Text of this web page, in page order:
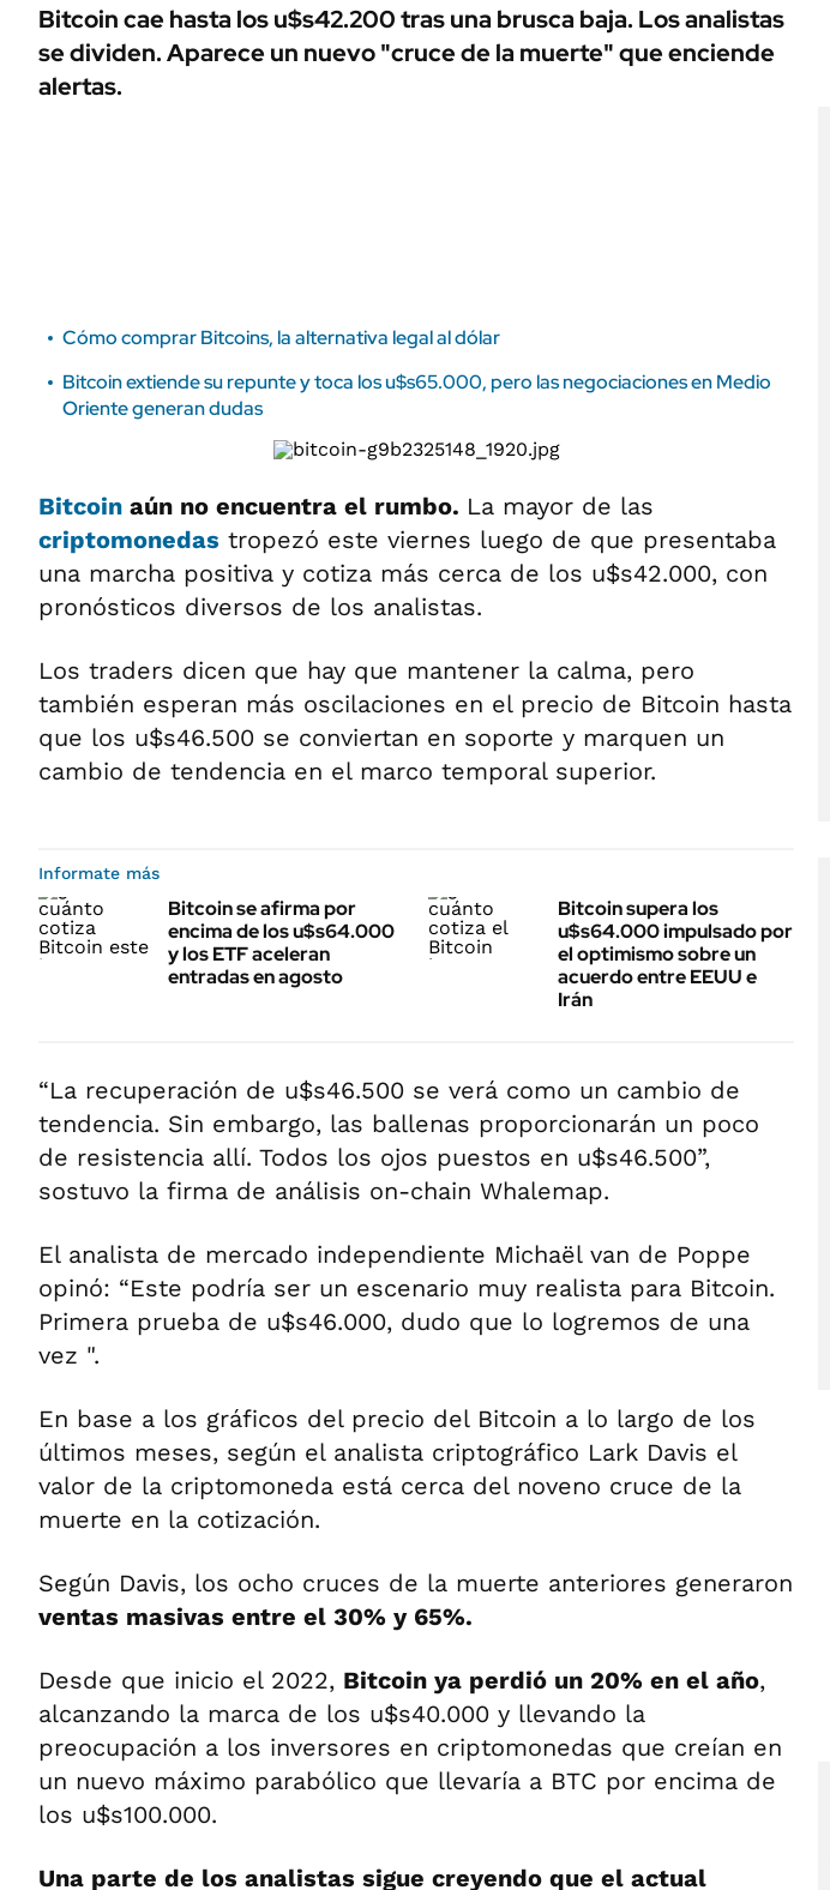
ÁMBITO DEBATE
MEDIAKIT AMBITO DEBATE
LIFESTYLE
AUTOS
Bitcoin cae hasta los u$s42.200 tras una brusca baja. Los analistas
se dividen. Aparece un nuevo "cruce de la muerte" que enciende
alertas.
Cómo comprar Bitcoins, la alternativa legal al dólar
Bitcoin extiende su repunte y toca los u$s65.000, pero las negociaciones en Medio
Oriente generan dudas
Bitcoin aún no encuentra el rumbo. La mayor de las
criptomonedas tropezó este viernes luego de que presentaba
una marcha positiva y cotiza más cerca de los u$s42.000, con
pronósticos diversos de los analistas.
Los traders dicen que hay que mantener la calma, pero
también esperan más oscilaciones en el precio de Bitcoin hasta
que los u$s46.500 se conviertan en soporte y marquen un
cambio de tendencia en el marco temporal superior.
Informate más
Bitcoin se afirma por
encima de los u$s64.000
y los ETF aceleran
entradas en agosto
Bitcoin supera los
u$s64.000 impulsado por
el optimismo sobre un
acuerdo entre EEUU e
Irán
“La recuperación de u$s46.500 se verá como un cambio de
tendencia. Sin embargo, las ballenas proporcionarán un poco
de resistencia allí. Todos los ojos puestos en u$s46.500”,
sostuvo la firma de análisis on-chain Whalemap.
El analista de mercado independiente Michaël van de Poppe
opinó: “Este podría ser un escenario muy realista para Bitcoin.
Primera prueba de u$s46.000, dudo que lo logremos de una
vez ".
En base a los gráficos del precio del Bitcoin a lo largo de los
últimos meses, según el analista criptográfico Lark Davis el
valor de la criptomoneda está cerca del noveno cruce de la
muerte en la cotización.
Según Davis, los ocho cruces de la muerte anteriores generaron
ventas masivas entre el 30% y 65%.
Desde que inicio el 2022, Bitcoin ya perdió un 20% en el año,
alcanzando la marca de los u$s40.000 y llevando la
preocupación a los inversores en criptomonedas que creían en
un nuevo máximo parabólico que llevaría a BTC por encima de
los u$s100.000.
Una parte de los analistas sigue creyendo que el actual